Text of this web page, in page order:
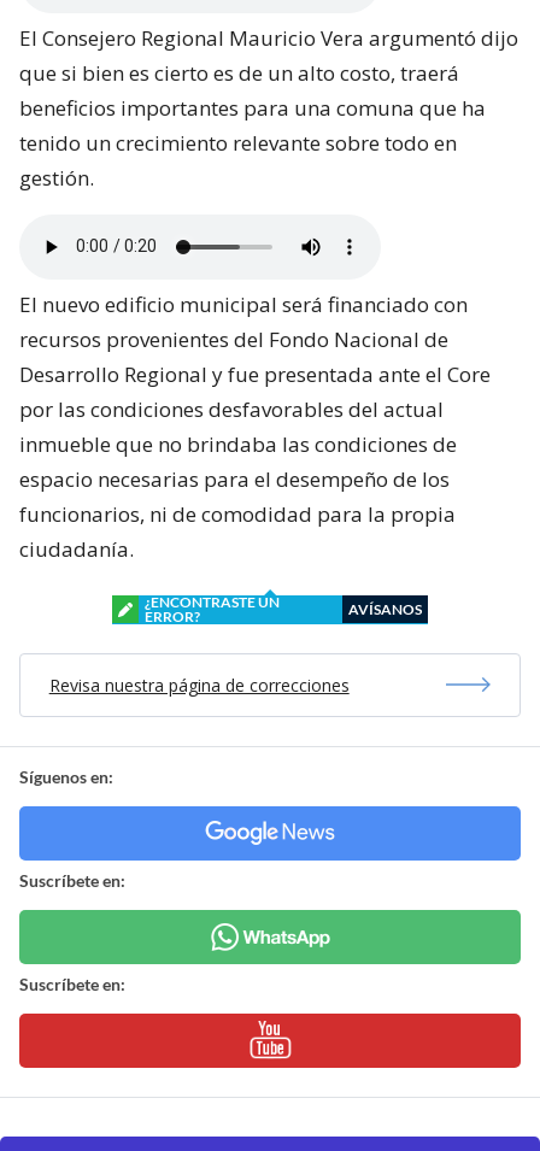
El Consejero Regional Mauricio Vera argumentó dijo
que si bien es cierto es de un alto costo, traerá
beneficios importantes para una comuna que ha
tenido un crecimiento relevante sobre todo en
gestión.
El nuevo edificio municipal será financiado con
recursos provenientes del Fondo Nacional de
Desarrollo Regional y fue presentada ante el Core
por las condiciones desfavorables del actual
inmueble que no brindaba las condiciones de
espacio necesarias para el desempeño de los
funcionarios, ni de comodidad para la propia
ciudadanía.
¿ENCONTRASTE UN
ERROR?
AVÍSANOS
Revisa nuestra página de correcciones
Síguenos en:
Suscríbete en:
Suscríbete en: